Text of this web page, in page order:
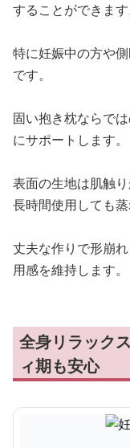
することができます
特に妊娠中の方や
です。
固い抱き枕ならで
にサポートします。
表面の生地は肌触
長時間使用しても蒸
丈夫な作りで形崩
用感を維持します。
全身リラック
ィ期も安心